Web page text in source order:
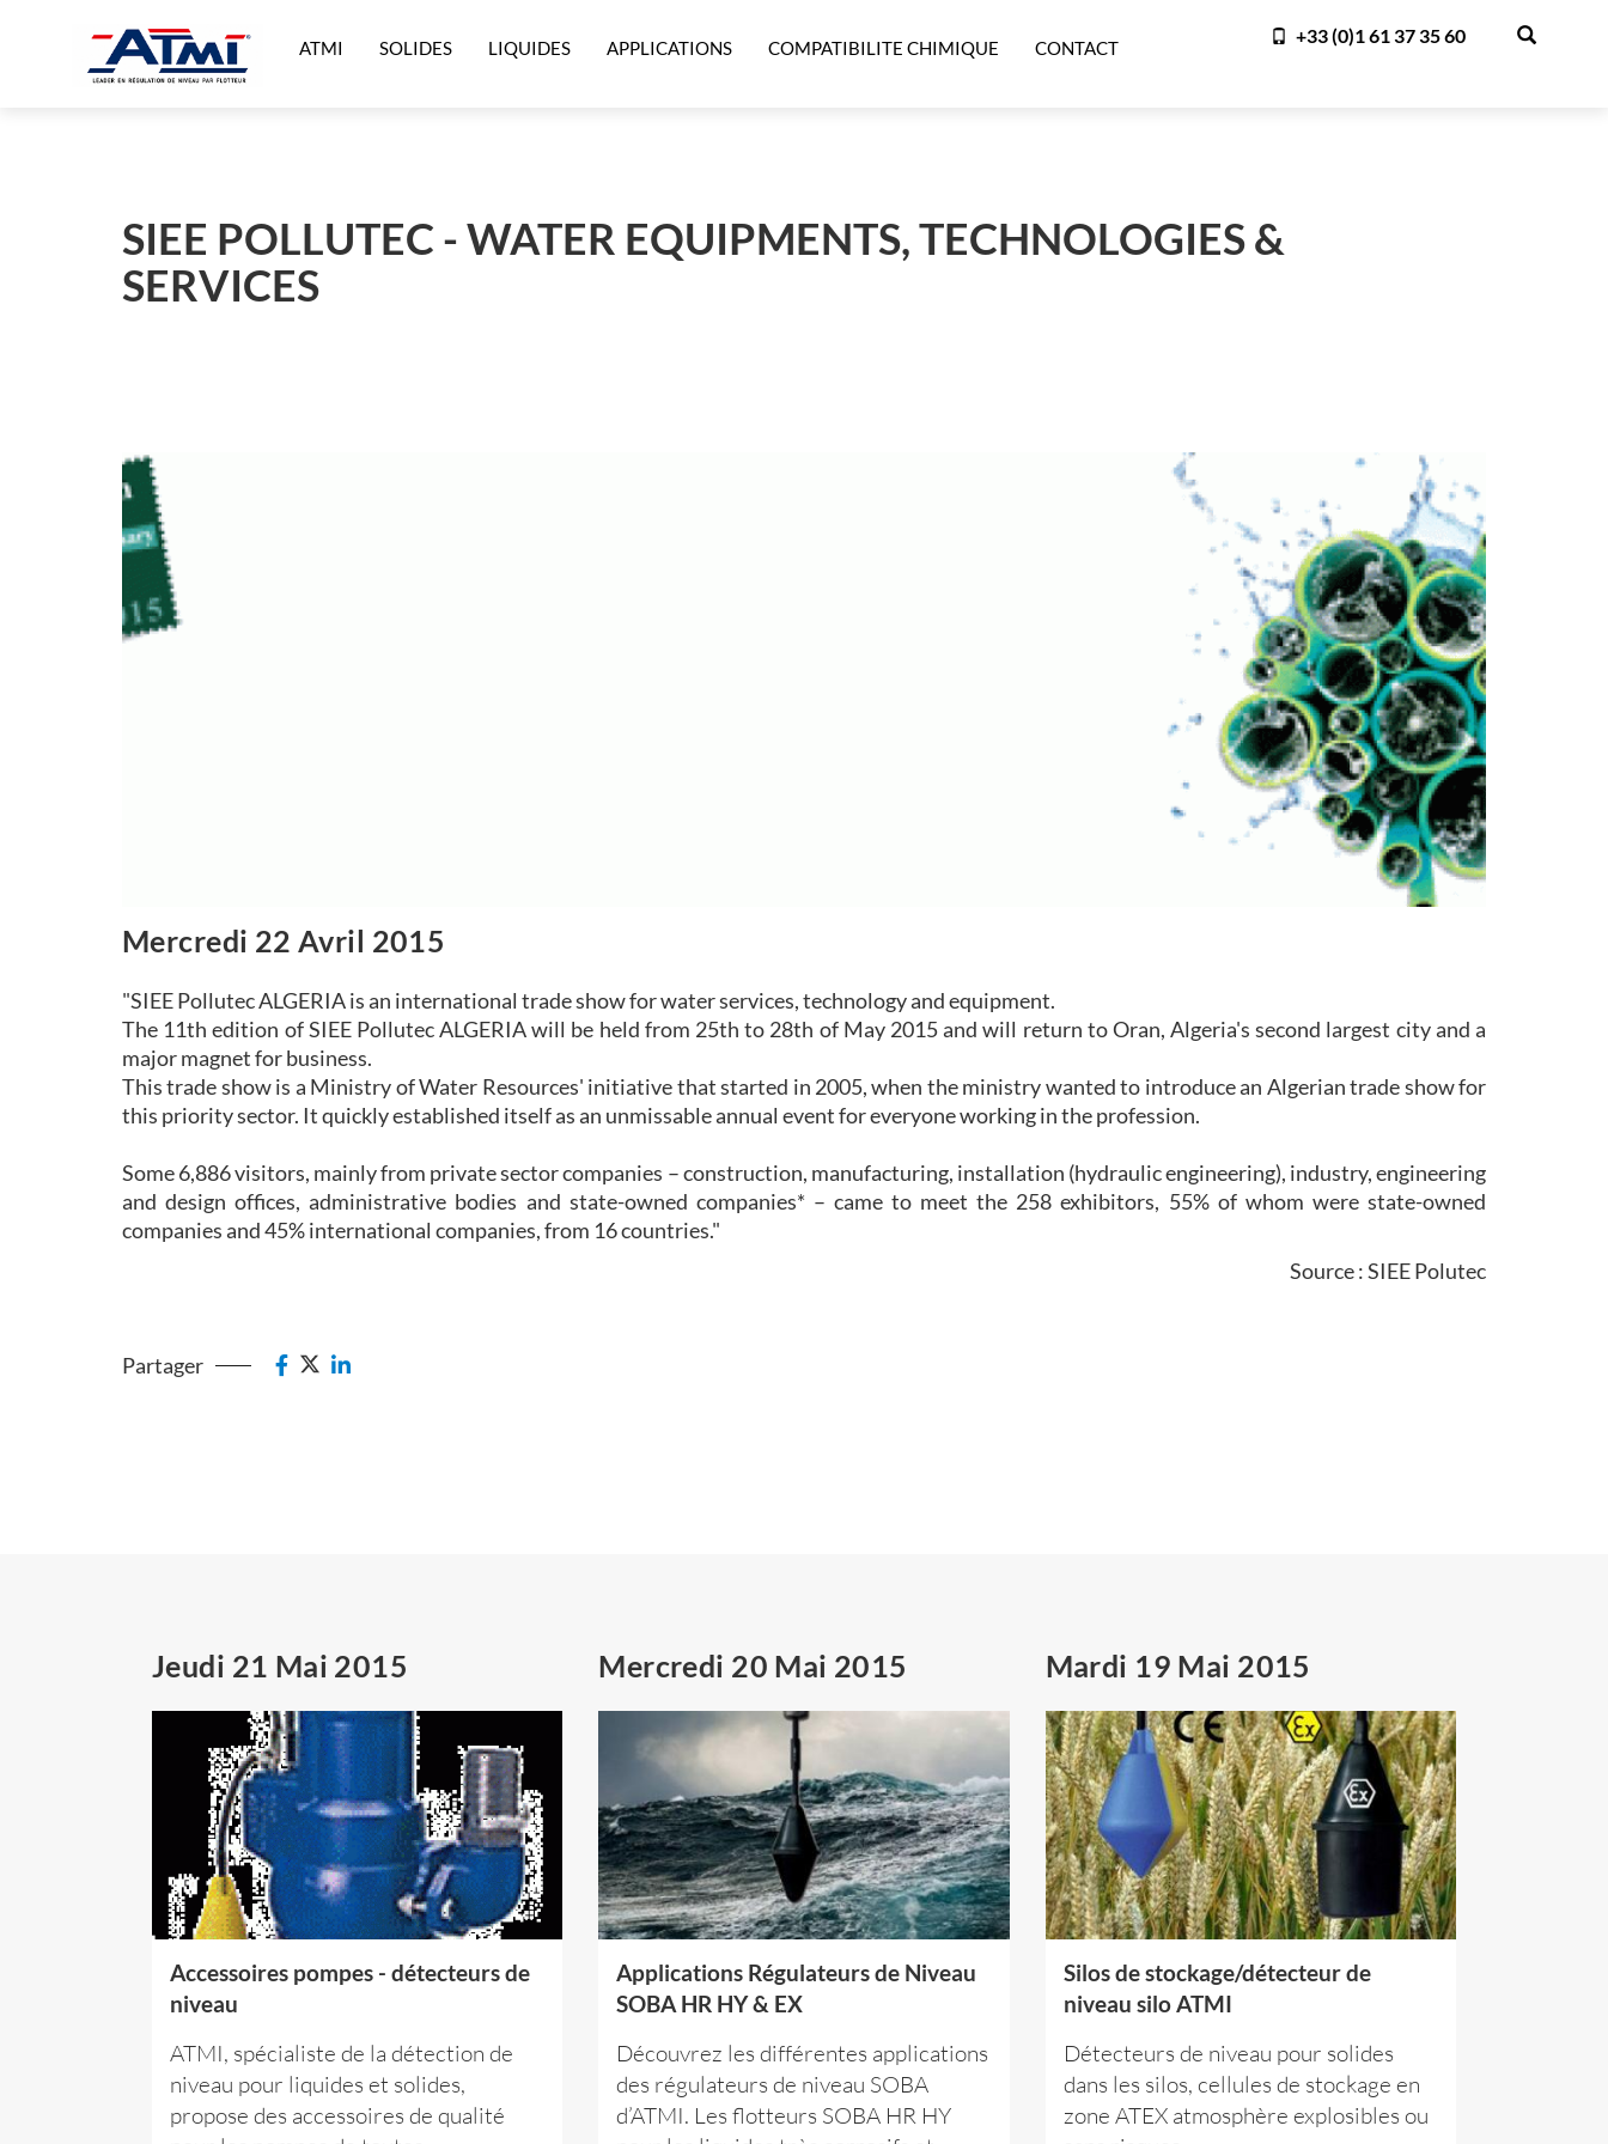
ATMI SOLIDES LIQUIDES APPLICATIONS COMPATIBILITE CHIMIQUE CONTACT
+33 (0)1 61 37 35 60
SIEE POLLUTEC - WATER EQUIPMENTS, TECHNOLOGIES &
SERVICES
Mercredi 22 Avril 2015
"SIEE Pollutec ALGERIA is an international trade show for water services, technology and equipment.
The 11th edition of SIEE Pollutec ALGERIA will be held from 25th to 28th of May 2015 and will return to Oran, Algeria's second largest city and a
major magnet for business.
This trade show is a Ministry of Water Resources' initiative that started in 2005, when the ministry wanted to introduce an Algerian trade show for
this priority sector. It quickly established itself as an unmissable annual event for everyone working in the profession.
Some 6,886 visitors, mainly from private sector companies – construction, manufacturing, installation (hydraulic engineering), industry, engineering
and design offices, administrative bodies and state-owned companies* – came to meet the 258 exhibitors, 55% of whom were state-owned
companies and 45% international companies, from 16 countries."
Source : SIEE Polutec
Partager
Jeudi 21 Mai 2015
Accessoires pompes - détecteurs de
niveau
ATMI, spécialiste de la détection de
niveau pour liquides et solides,
propose des accessoires de qualité
Mercredi 20 Mai 2015
Applications Régulateurs de Niveau
SOBA HR HY & EX
Découvrez les différentes applications
des régulateurs de niveau SOBA
d’ATMI. Les flotteurs SOBA HR HY
Mardi 19 Mai 2015
Silos de stockage/détecteur de
niveau silo ATMI
Détecteurs de niveau pour solides
dans les silos, cellules de stockage en
zone ATEX atmosphère explosibles ou